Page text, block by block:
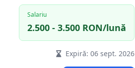
Salariu
2.500 - 3.500 RON/lună
Expiră: 06 sept. 2026